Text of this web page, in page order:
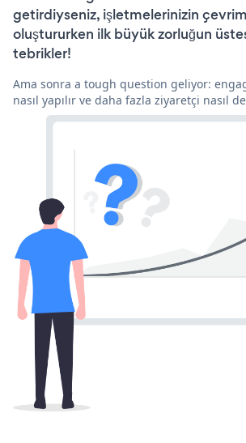
getirdiyseniz, işletmelerinizin
oluştururken ilk büyük zorluğun
tebrikler!
Ama sonra a tough question geliyor:
nasıl yapılır ve daha fazla ziyaretçi nasıl